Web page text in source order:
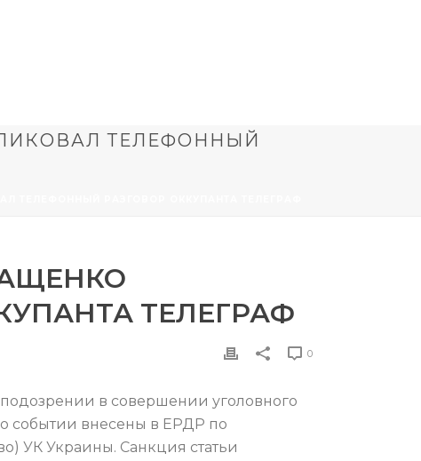
ТЕЛЕФОННЫЙ
ТЕЛЕГРАФ
0
в совершении уголовного
событии внесены в ЕРДР по
УК Украины. Санкция статьи